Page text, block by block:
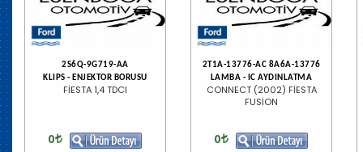
2S6Q-9G719-AA
KLIPS - ENJEKTOR BORUSU
FİESTA 1,4 TDCI
0
2T1A-13776-AC 8A6A-13776
LAMBA - IC AYDINLATMA
CONNECT (2002) FİESTA
FUSİON
0